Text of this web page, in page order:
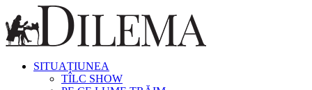
SITUAȚIUNEA
TÎLC SHOW